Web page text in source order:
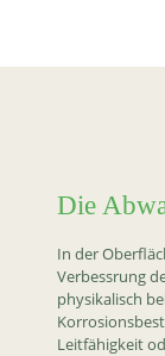
Die
In der
Verbessrung
physikalisch
Leitfähigkeit